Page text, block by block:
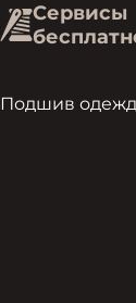
Сервисы
Подшив